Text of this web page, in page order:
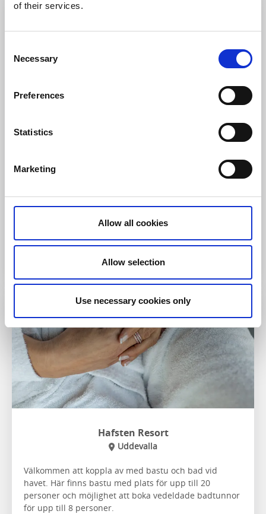
of their services.
Selection
Necessary
Preferences
Statistics
Marketing
Allow all cookies
Allow selection
Use necessary cookies only
Samla gänget, familjen eller överraska din partner och
ett kallbad i havet för att sedan krypa in i värmen och
Till hemsidan
Hafsten Resort
Uddevalla
Välkommen att koppla av med bastu och bad vid
havet. Här finns bastu med plats för upp till 20
personer och möjlighet att boka vedeldade badtunnor
för upp till 8 personer.